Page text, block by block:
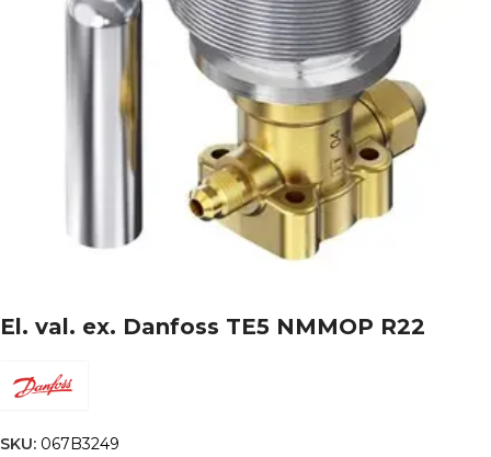
El. val. ex. Danfoss TE5 NMMOP R22
SKU: 067B3249